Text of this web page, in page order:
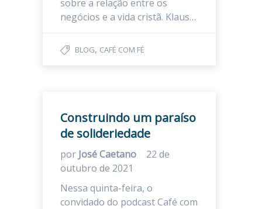
sobre a relação entre os
negócios e a vida cristã. Klaus…
BLOG, CAFÉ COM FÉ
Construindo um paraíso
de solideriedade
por José Caetano
22 de
outubro de 2021
Nessa quinta-feira, o
convidado do podcast Café com